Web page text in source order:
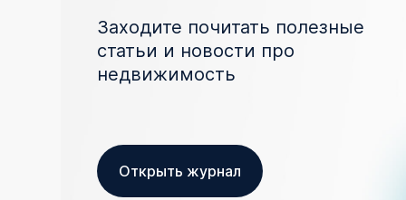
Заходите почитать полезные
статьи и новости про
недвижимость
Открыть журнал